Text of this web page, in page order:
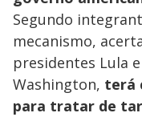
Segundo
mecanismo,
presidentes Lula
Washington, terá
para tratar de